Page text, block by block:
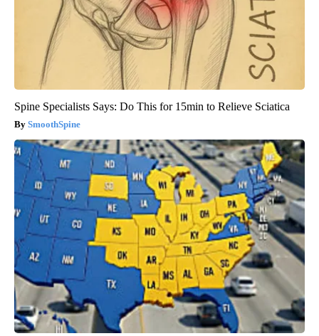
Spine Specialists Says: Do This for 15min to Relieve Sciatica
SmoothSpine